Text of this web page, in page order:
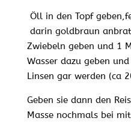
Öll in den Topf
darin goldbraun
Zwiebeln geben und 1
Wasser dazu geben
Linsen gar werden (ca
Geben sie dann den
Masse nochmals bei